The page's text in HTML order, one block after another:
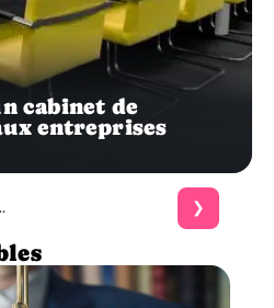
cabinet de
entreprises